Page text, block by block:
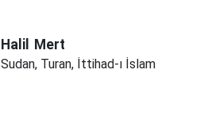
Halil Mert
Sudan, Turan, İttihad-ı İslam